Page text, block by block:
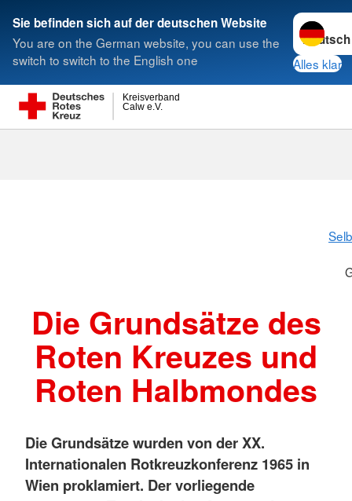
Sie befinden sich auf der deutschen Website
You are on the German website, you can use the
switch to switch to the English one
Sprache
Alles klar
Calw e.V.
Kreisverband
Suche
Die Grundsätze des
Roten Kreuzes und
Roten Halbmondes
Die Grundsätze wurden von der XX.
Internationalen Rotkreuzkonferenz 1965 in
Wien proklamiert. Der vorliegende